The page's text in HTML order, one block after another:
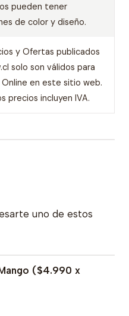
pueden tener
de color y diseño.
y Ofertas publicados
solo son válidos para
en este sitio web.
precios incluyen IVA.
uno de estos
($4.990 x